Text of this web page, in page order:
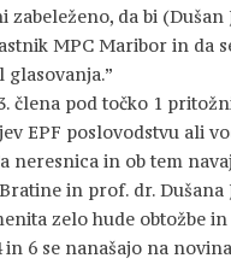
zabeleženo, da bi (Dušan
MPC Maribor in da
člena pod točko 1
EPF poslovodstvu ali
neresnica in ob tem
in prof. dr. Dušana
zelo hude obtožbe
6 se nanašajo na